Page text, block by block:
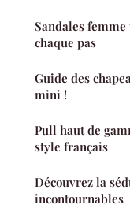
Sandales
chaque pas
Guide des
mini !
Pull haut de
style français
Découvrez la
incontournables